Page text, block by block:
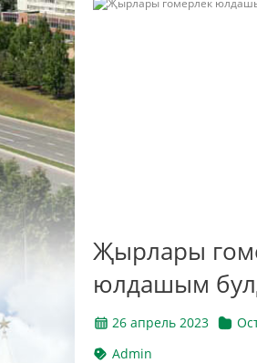
Җырлары
юлдашым
26 апрель 2023
Admin